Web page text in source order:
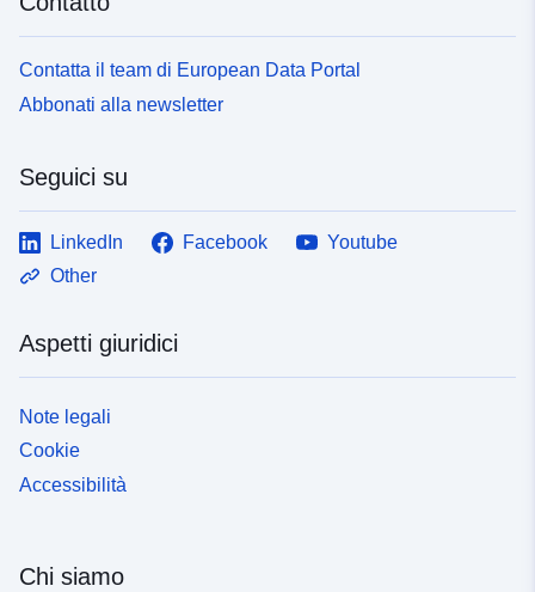
Contatta il team di European Data Portal
Abbonati alla newsletter
Seguici su
LinkedIn Facebook
Youtube
Other
Aspetti giuridici
Note legali
Cookie
Accessibilità
Chi siamo